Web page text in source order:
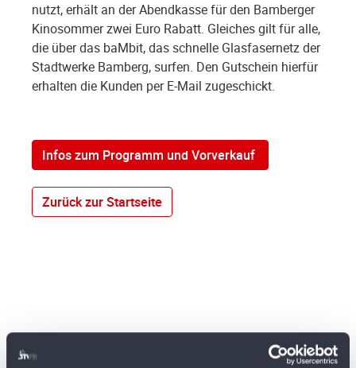
nutzt, erhält an der Abendkasse für den Bamberger
Kinosommer zwei Euro Rabatt. Gleiches gilt für alle,
die über das baMbit, das schnelle Glasfasernetz der
Stadtwerke Bamberg, surfen. Den Gutschein hierfür
erhalten die Kunden per E-Mail zugeschickt.
Infos zum Programm und Vorverkauf
Zurück zur Startseite